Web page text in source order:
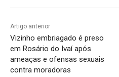
Artigo anterior
Vizinho embriagado é preso
em Rosário do Ivaí após
ameaças e ofensas sexuais
contra moradoras